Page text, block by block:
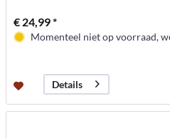
€ 24,99 *
Momenteel niet op voorraad,
Details